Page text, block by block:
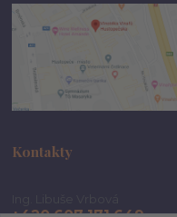
Kontakty